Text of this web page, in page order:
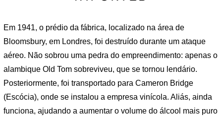
Em 1941, o prédio da fábrica, localizado na área de
Bloomsbury, em Londres, foi destruído durante um ataque
aéreo. Não sobrou uma pedra do empreendimento: apenas o
alambique Old Tom sobreviveu, que se tornou lendário.
Posteriormente, foi transportado para Cameron Bridge
(Escócia), onde se instalou a empresa vinícola. Aliás, ainda
funciona, ajudando a aumentar o volume do álcool mais puro